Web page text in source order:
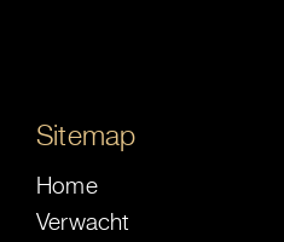
Sitemap
Home
Verwacht